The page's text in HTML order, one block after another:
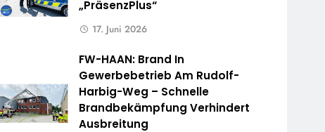
„PräsenzPlus“
17. Juni 2026
FW-HAAN: Brand In
Gewerbebetrieb Am Rudolf-
Harbig-Weg – Schnelle
Brandbekämpfung Verhindert
Ausbreitung